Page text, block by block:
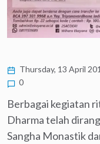
Thursday, 13 April
0
Berbagai kegiatan
Dharma telah
Sangha Monastik